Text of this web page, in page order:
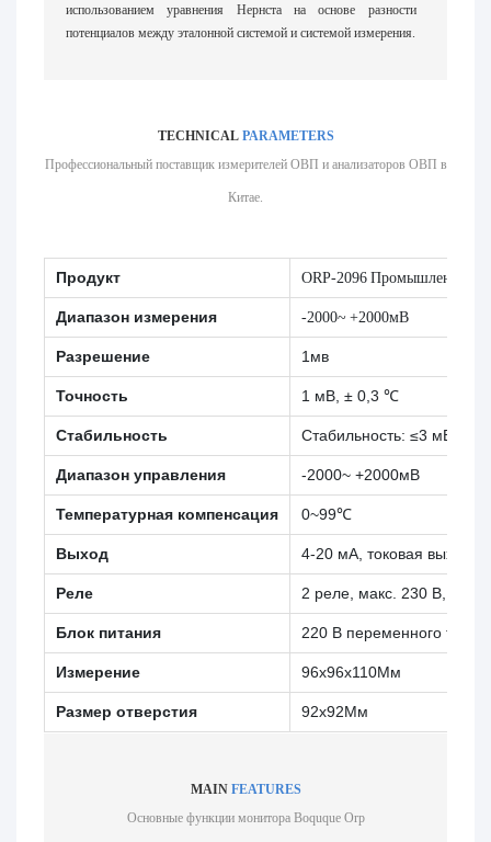
использованием уравнения Нернста на основе разности
потенциалов между эталонной системой и системой измерения.
TECHNICAL PARAMETERS
Профессиональный поставщик измерителей ОВП и анализаторов ОВП в
Китае.
Продукт ORP-2096 Промышленный
Диапазон измерения -2000~ +2000мВ
Разрешение 1мв
Точность 1 мВ, ± 0,3 ℃
Стабильность Стабильность: ≤3 мВ/24
Диапазон управления -2000~ +2000мВ
Температурная компенсация 0~99℃
Выход 4-20 мА, токовая
Реле 2 реле, макс. 230 В, 5 А
Блок питания 220 В переменного тока
Измерение 96x96x110Мм
Размер отверстия 92x92Мм
MAIN FEATURES
Основные функции монитора Boquque Orp